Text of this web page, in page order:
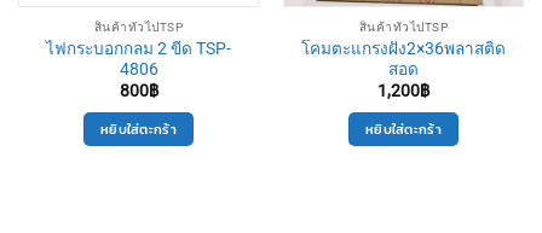
สินค้าทั่วไปTSP
ไฟกระบอกกลม 2 ขีด TSP-
4806
800฿
หยิบใส่ตะกร้า
สินค้าทั่วไปTSP
โคมตะแกรงฝัง2×36พลาสติด
สอด
1,200฿
หยิบใส่ตะกร้า